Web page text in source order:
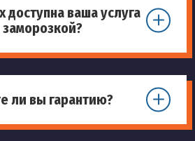
доступна ваша услуга
ли вы гарантию?